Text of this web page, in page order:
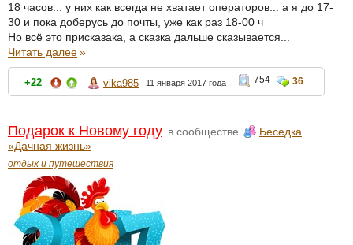
18 часов... у них как всегда не хватает операторов... а я до 17-
30 и пока доберусь до почты, уже как раз 18-00 ч
Но всё это присказака, а сказка дальше сказывается...
Читать далее»
+22 vika985 11 января 2017 года 754 36
Подарок к Новому году в сообществе
Беседка
«Дачная жизнь»
отдых и путешествия